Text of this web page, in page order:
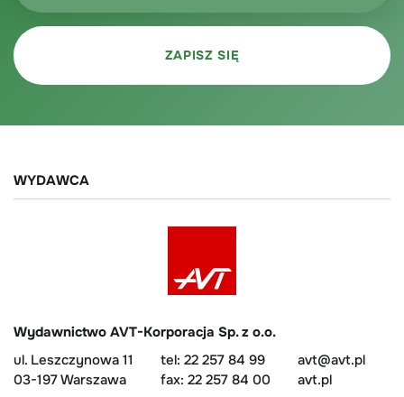
WYDAWCA
Wydawnictwo AVT-Korporacja Sp. z o.o.
ul. Leszczynowa 11
03-197 Warszawa
tel: 22 257 84 99
fax: 22 257 84 00
avt@avt.pl
avt.pl